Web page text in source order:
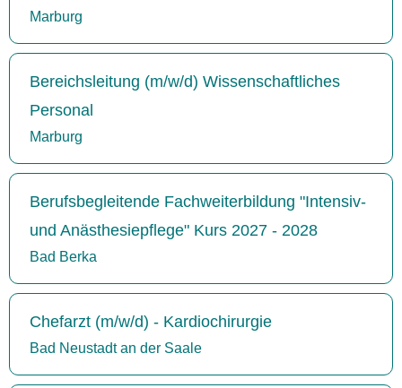
Marburg
Bereichsleitung (m/w/d) Wissenschaftliches
Personal
Marburg
Berufsbegleitende Fachweiterbildung "Intensiv-
und Anästhesiepflege" Kurs 2027 - 2028
Bad Berka
Chefarzt (m/w/d) - Kardiochirurgie
Bad Neustadt an der Saale